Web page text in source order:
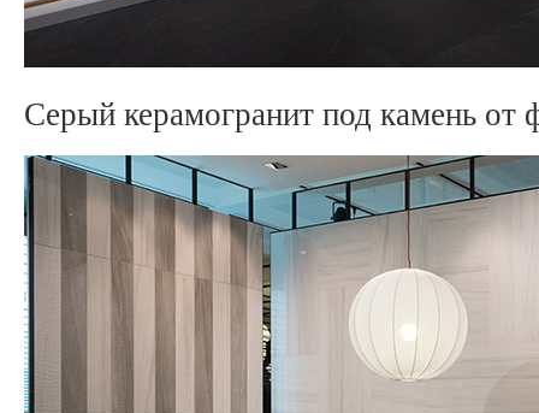
Серый керамогранит под камень от